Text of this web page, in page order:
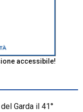
accessibile!
Garda il 41°